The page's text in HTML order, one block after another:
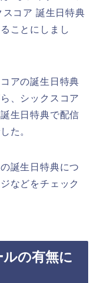
コア 誕生日特典
ことにしまし
アの誕生日特典
、シックスコア
生日特典で配信
た。
誕生日特典につ
などをチェック
の有無に